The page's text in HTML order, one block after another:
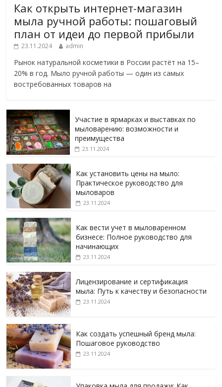
Как открыть интернет-магазин
мыла ручной работы: пошаговый
план от идеи до первой прибыли
23.11.2024 admin
Рынок натуральной косметики в России растёт на 15–
20% в год. Мыло ручной работы — один из самых
востребованных товаров на
Участие в ярмарках и выставках по
мыловарению: возможности и
преимущества
23.11.2024
Как установить цены на мыло:
Практическое руководство для
мыловаров
23.11.2024
Как вести учет в мыловаренном
бизнесе: Полное руководство для
начинающих
23.11.2024
Лицензирование и сертификация
мыла: Путь к качеству и безопасности
23.11.2024
Как создать успешный бренд мыла:
Пошаговое руководство
23.11.2024